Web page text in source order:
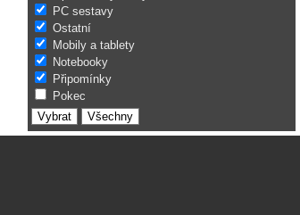
PC sestavy
Ostatní
Mobily a tablety
Notebooky
Připomínky
Pokec